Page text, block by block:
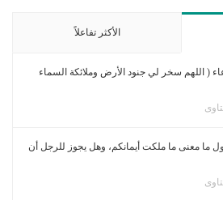
الأكثر تفاعلاً
( اللهم سخر لي جنود الأرض وملائكة السماء
ما معنى ما ملكت أيمانكم، وهل يجوز للرجل أن